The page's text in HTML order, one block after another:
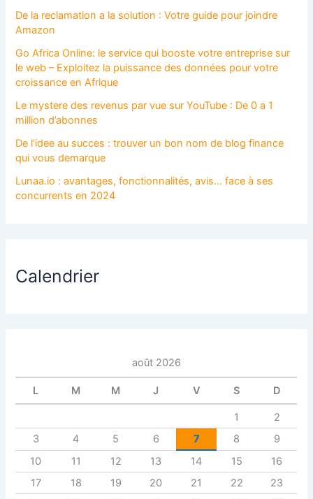
De la reclamation a la solution : Votre guide pour joindre
Amazon
Go Africa Online: le service qui booste votre entreprise sur
le web – Exploitez la puissance des données pour votre
croissance en Afrique
Le mystere des revenus par vue sur YouTube : De 0 a 1
million d’abonnes
De l’idee au succes : trouver un bon nom de blog finance
qui vous demarque
Lunaa.io : avantages, fonctionnalités, avis… face à ses
concurrents en 2024
Calendrier
août 2026
L M M J V S D
1
2
3
4 5 6 7 8
9
10
11 12 13 14 15
16
17
18 19 20 21 22
23